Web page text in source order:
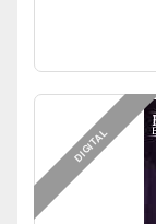
DIGITAL